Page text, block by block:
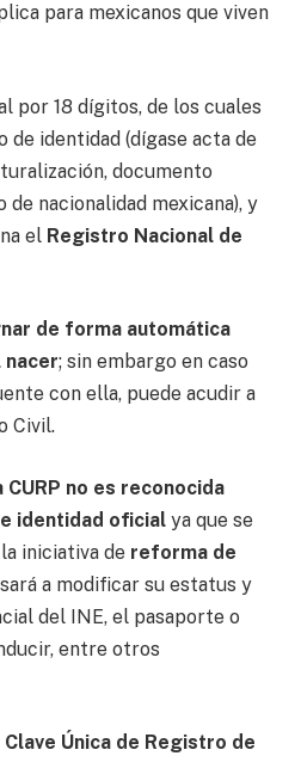
para mexicanos que viven
por 18 dígitos, de los cuales
de identidad (dígase acta de
documento
nacionalidad mexicana), y
el Registro Nacional de
de forma automática
nacer; sin embargo en caso
con ella, puede acudir a
Civil.
CURP no es reconocida
identidad oficial ya que se
iniciativa de reforma de
a modificar su estatus y
del INE, el pasaporte o
entre otros
Clave Única de Registro de